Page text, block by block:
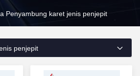
Penyambung karet jenis penjepit
penjepit